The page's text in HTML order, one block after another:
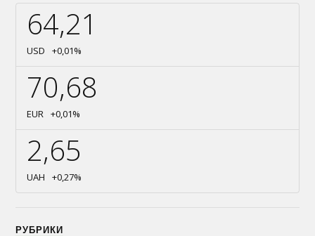
64,21
USD +0,01%
70,68
EUR +0,01%
2,65
UAH +0,27%
РУБРИКИ